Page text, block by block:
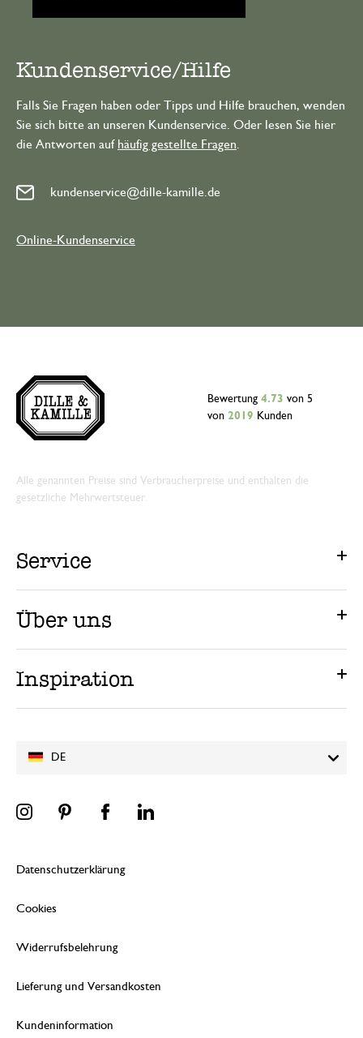
Kundenservice/Hilfe
Falls Sie Fragen haben oder Tipps und Hilfe brauchen, wenden
Sie sich bitte an unseren Kundenservice. Oder lesen Sie hier
die Antworten auf häufig gestellte Fragen
kundenservice@dille-kamille.de
Online-Kundenservice
DE
Bewertung 4.73 von 5
von 2019 Kunden
Alle genannten Preise sind Verbraucherpreise und enthalten die
gesetzliche Mehrwertsteuer.
Service
Über uns
Inspiration
Datenschutzerklärung
Cookies
Widerrufsbelehrung
Lieferung und Versandkosten
Kundeninformation